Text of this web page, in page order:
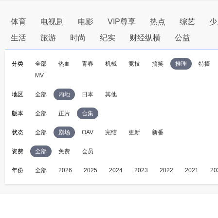
体育 电视剧 电影 VIP尊享 热点 综艺
生活
旅游 时尚 纪实 财经纵横 公益
分类 全部 热血 青春 机械 竞技 搞笑 推理
特摄
MV
地区 全部 内地 日本 其他
版本 全部 正片 合集
状态 全部 剧场 OAV 完结 更新 新番
资费 全部 免费 会员
年份 全部 2026 2025 2024 2023 2022 2021